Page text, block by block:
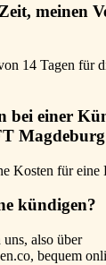
meinen
14 Tagen für
bei einer
Kosten für eine
kündigen?
also über
bequem